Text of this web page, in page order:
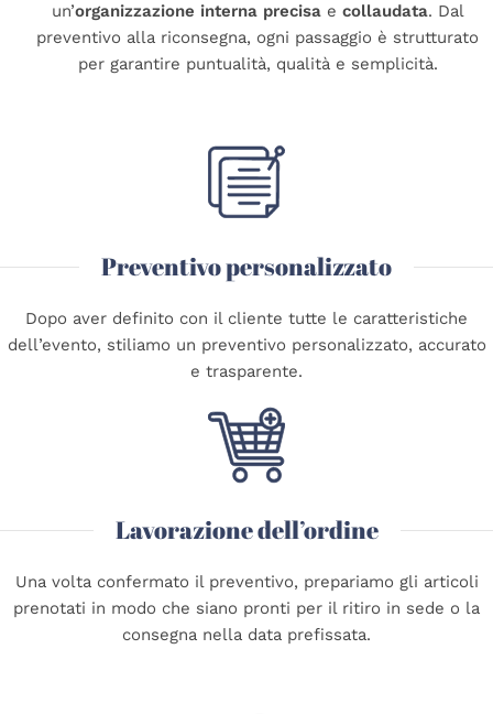
un’organizzazione interna precisa e collaudata. Dal
preventivo alla riconsegna, ogni passaggio è strutturato
per garantire puntualità, qualità e semplicità.
Preventivo personalizzato
Dopo aver definito con il cliente tutte le caratteristiche
dell’evento, stiliamo un preventivo personalizzato, accurato
e trasparente.
Lavorazione dell’ordine
Una volta confermato il preventivo, prepariamo gli articoli
prenotati in modo che siano pronti per il ritiro in sede o la
consegna nella data prefissata.